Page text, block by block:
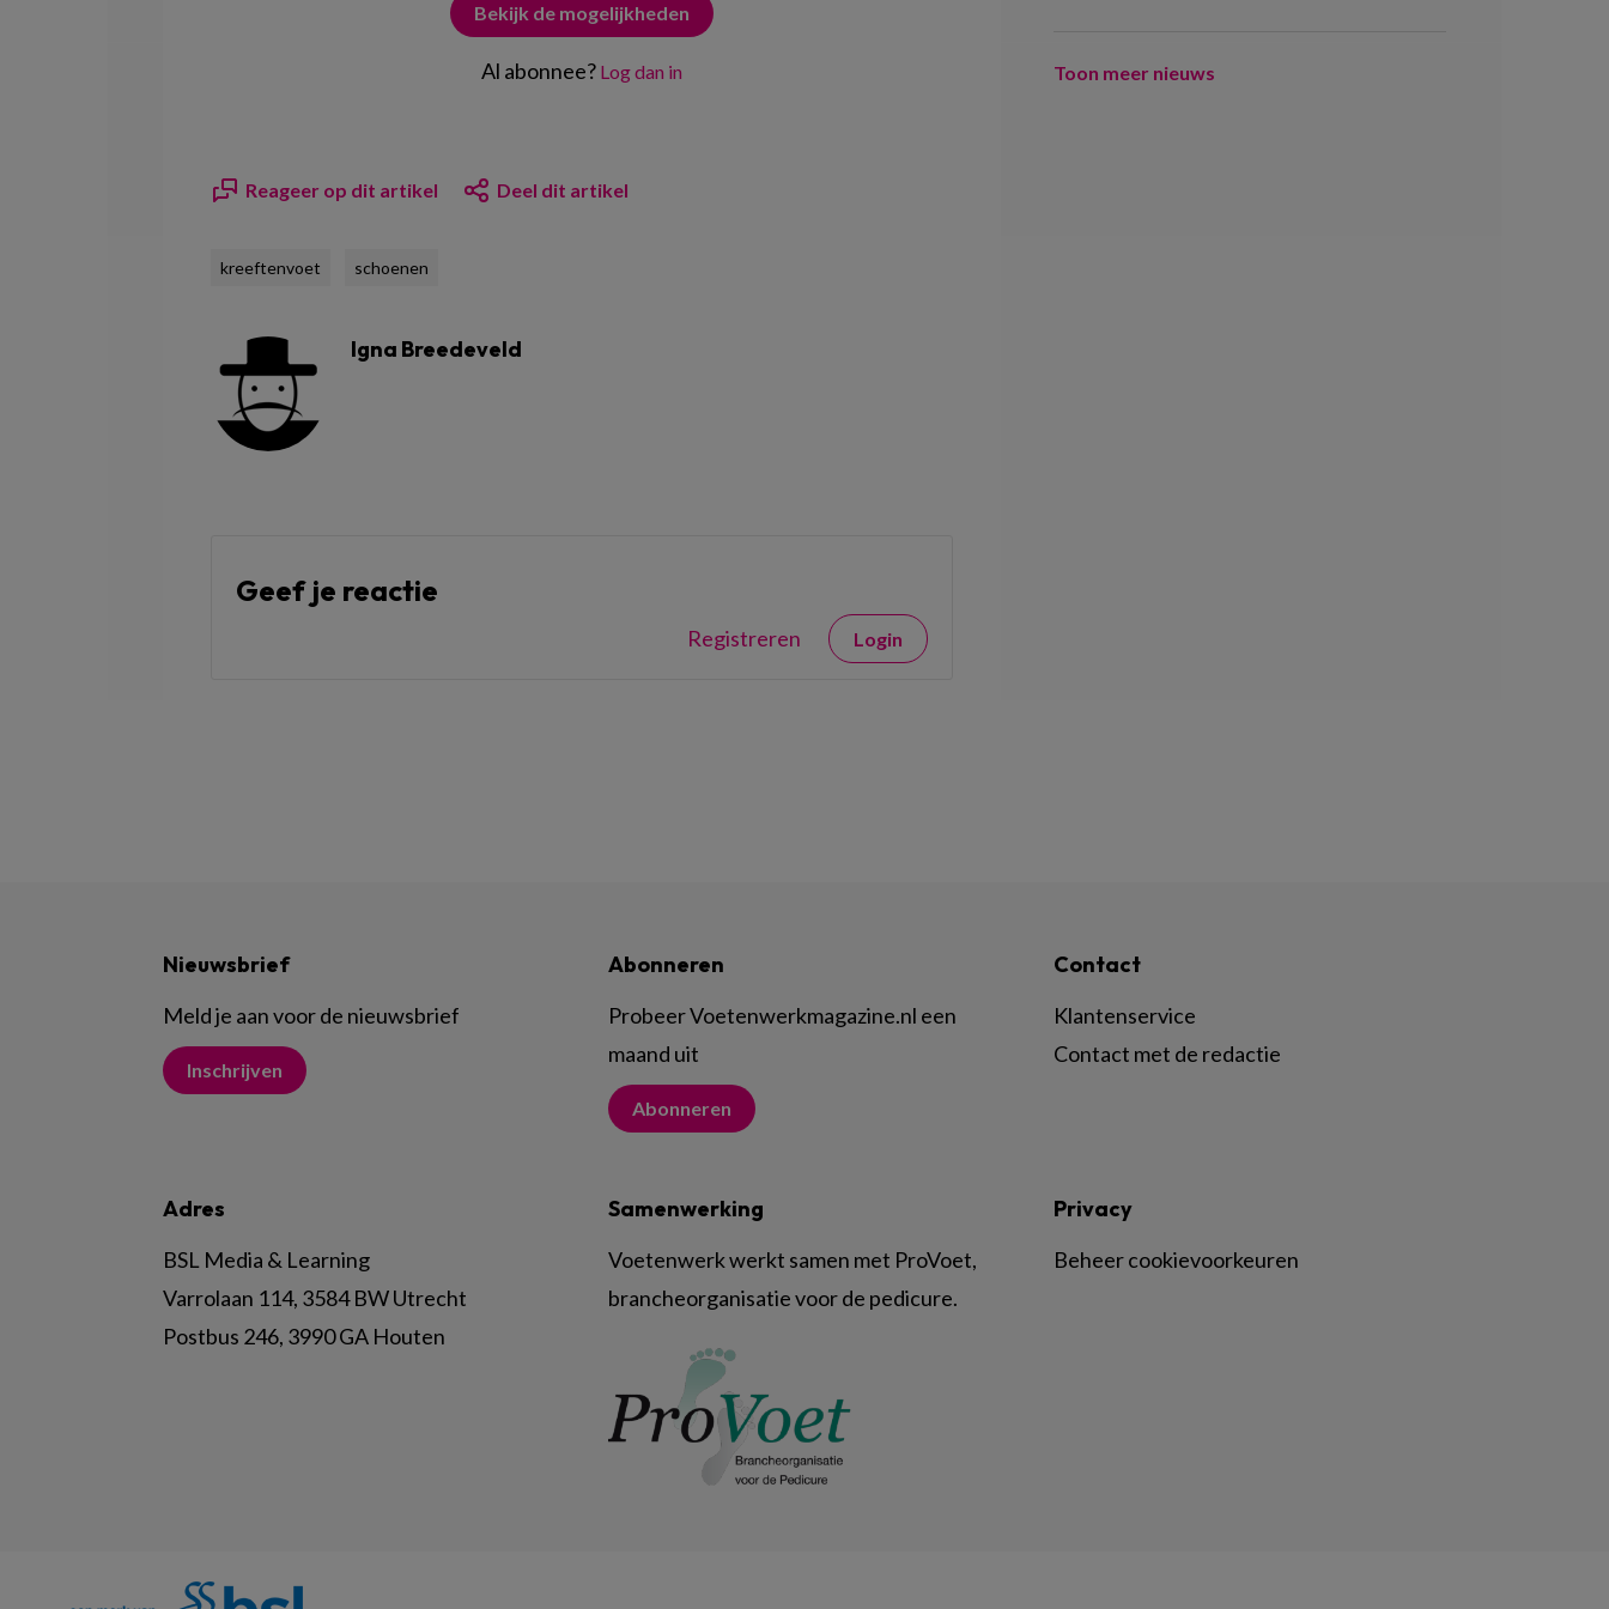
Bekijk de mogelijkheden
Al abonnee? Log dan in
Reageer op dit artikel Deel dit artikel
kreeftenvoet schoenen
Igna Breedeveld
Geef je reactie
Registreren Login
Toon meer nieuws
Nieuwsbrief
Meld je aan voor de nieuwsbrief
Inschrijven
Abonneren
Probeer Voetenwerkmagazine.nl een
maand uit
Abonneren
Contact
Klantenservice
Contact met de redactie
Adres
BSL Media & Learning
Varrolaan 114, 3584 BW Utrecht
Postbus 246, 3990 GA Houten
Samenwerking
Voetenwerk werkt samen met ProVoet,
brancheorganisatie voor de pedicure.
Privacy
Beheer cookievoorkeuren